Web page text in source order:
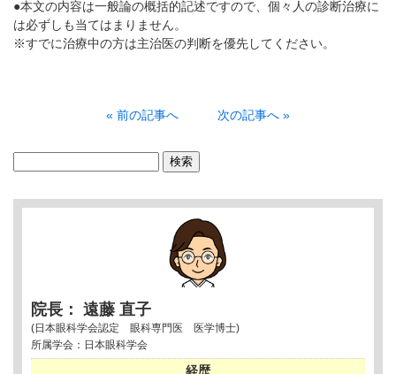
●本文の内容は一般論の概括的記述ですので、個々人の診断治療に
は必ずしも当てはまりません。
※すでに治療中の方は主治医の判断を優先してください。
« 前の記事へ 次の記事へ »
院長： 遠藤 直子
(日本眼科学会認定 眼科専門医 医学博士)
所属学会：日本眼科学会
経歴